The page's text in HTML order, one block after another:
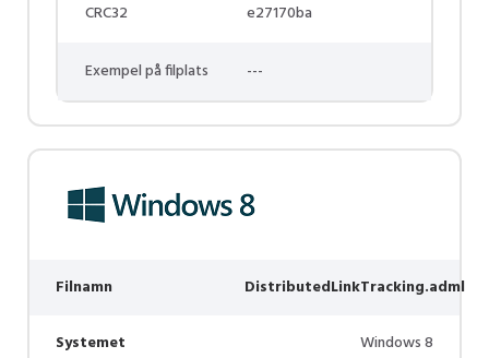
CRC32 e27170ba
Exempel på filplats ---
Filnamn DistributedLinkTracking.adml
Systemet Windows 8